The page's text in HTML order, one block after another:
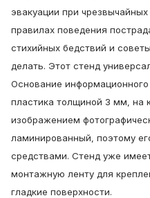
эвакуации при
правилах поведения
стихийных бедствий и
делать. Этот стенд
Основание информационного
пластика толщиной 3 мм, на
изображением
ламинированный, поэтому
средствами. Стенд уже
монтажную ленту для
гладкие поверхности.